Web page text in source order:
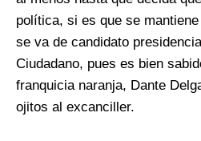
política, si es que se
se va de candidato
Ciudadano, pues es bien
franquicia naranja, Dante
ojitos al excanciller.